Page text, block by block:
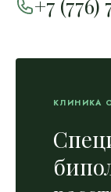
+7 (776)
КЛИНИКА